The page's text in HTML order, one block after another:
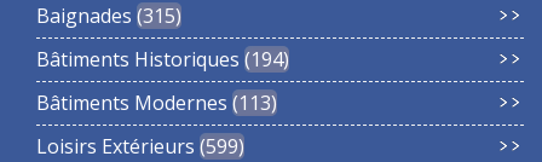
Baignades 315
Bâtiments Historiques 194
Bâtiments Modernes 113
Loisirs Extérieurs 599